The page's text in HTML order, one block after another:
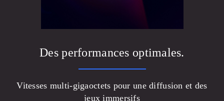
Des performances optimales.
Vitesses multi-gigaoctets pour une diffusion et des
jeux immersifs